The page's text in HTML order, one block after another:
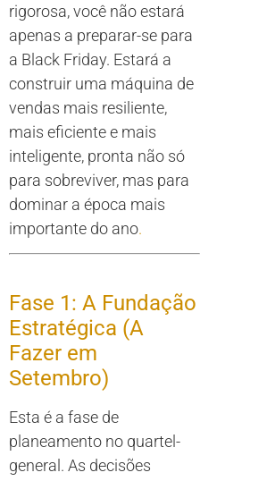
rigorosa, você não estará
apenas a preparar-se para
a Black Friday. Estará a
construir uma máquina de
vendas mais resiliente,
mais eficiente e mais
inteligente, pronta não só
para sobreviver, mas para
dominar a época mais
importante do ano.
Fase 1: A Fundação
Estratégica (A
Fazer em
Setembro)
Esta é a fase de
planeamento no quartel-
general. As decisões